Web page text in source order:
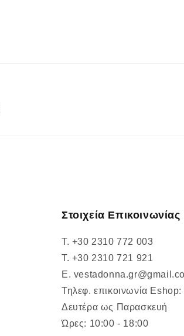
Στοιχεία Επικοινωνίας
T. +30 2310 772 003
T. +30 2310 721 921
E.
Τηλεφ. επικοινωνία Eshop:
Δευτέρα ως Παρασκευή
Ώρες: 10:00 - 18:00